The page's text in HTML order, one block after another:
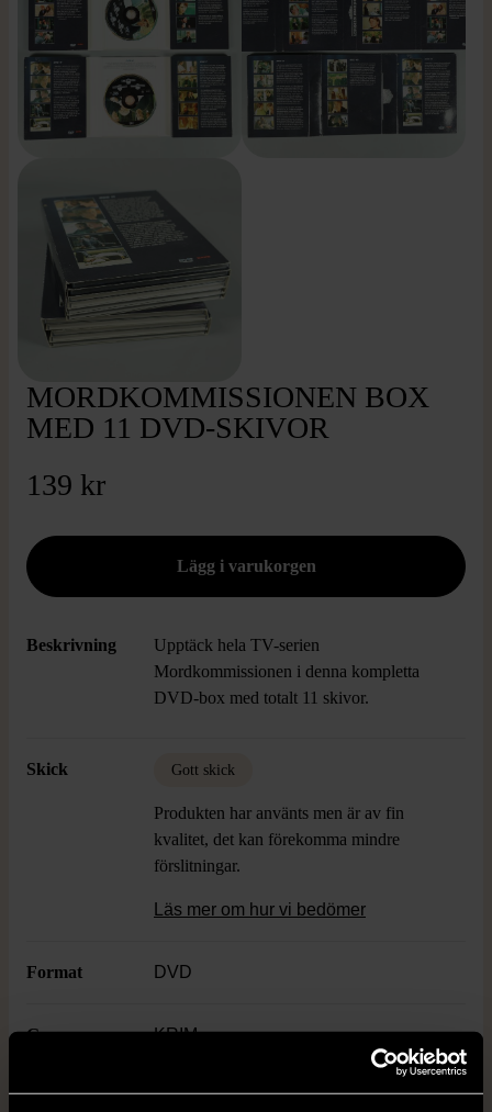
MORDKOMMISSIONEN BOX
MED 11 DVD-SKIVOR
139 kr
Beskrivning
Upptäck hela TV-serien
Mordkommissionen i denna kompletta
DVD-box med totalt 11 skivor.
Skick Gott skick
Produkten har använts men är av fin
kvalitet, det kan förekomma mindre
förslitningar.
Läs mer om hur vi bedömer
Format DVD
Genre KRIM
Publisher EGMONT